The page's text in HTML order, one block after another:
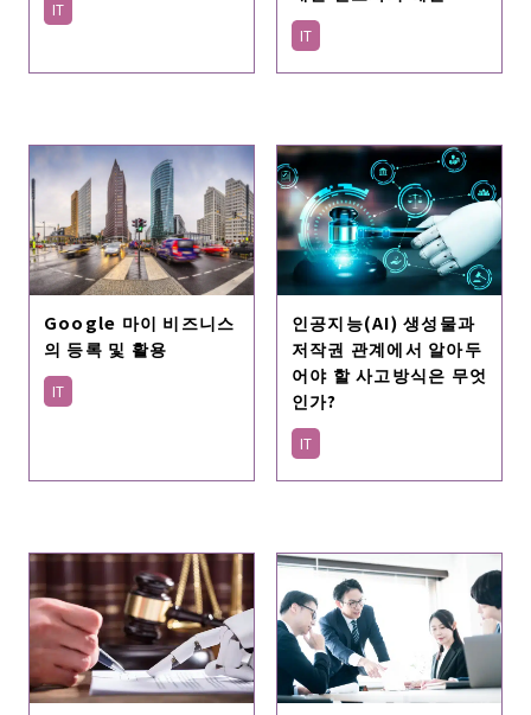
IT
IT
Google 마이 비즈니스
의 등록 및 활용
IT
인공지능(AI) 생성물과
저작권 관계에서 알아두
어야 할 사고방식은 무엇
인가?
IT